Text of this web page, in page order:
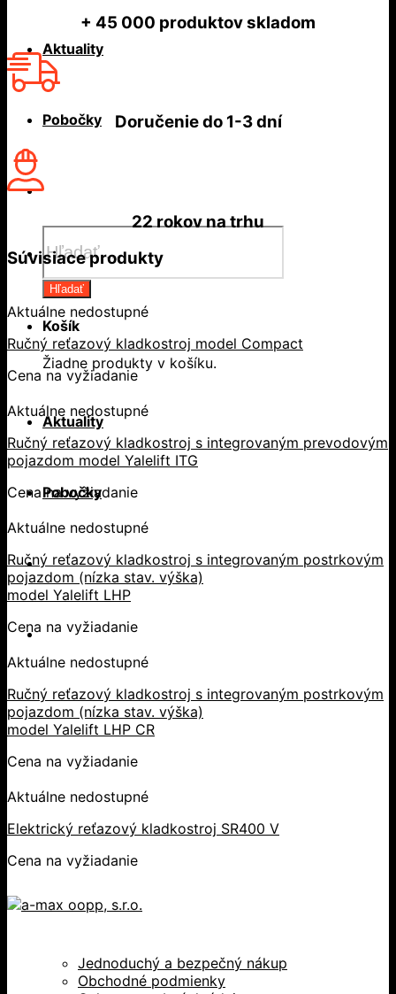
Aktuality
Pobočky
search
Hľadať
Košík
Žiadne produkty v košíku.
Aktuality
Pobočky
+ 45 000 produktov skladom
Doručenie do1-3 dní
22 rokovna trhu
Súvisiace produkty
Aktuálne nedostupné
Ručný reťazový kladkostroj model Compact
Cena na vyžiadanie
Aktuálne nedostupné
Ručný reťazový kladkostroj s integrovaným prevodovým
pojazdom model Yalelift ITG
Cena na vyžiadanie
Aktuálne nedostupné
Ručný reťazový kladkostroj s integrovaným postrkovým
pojazdom (nízka stav. výška)
model Yalelift LHP
Cena na vyžiadanie
Aktuálne nedostupné
Ručný reťazový kladkostroj s integrovaným postrkovým
pojazdom (nízka stav. výška)
model Yalelift LHP CR
Cena na vyžiadanie
Aktuálne nedostupné
Elektrický reťazový kladkostroj SR400 V
Cena na vyžiadanie
Jednoduchý a bezpečný nákup
Obchodné podmienky